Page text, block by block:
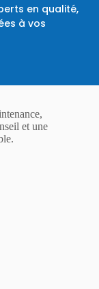
en qualité,
à vos
et une